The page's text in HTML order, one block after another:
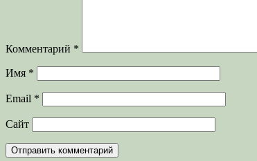
Комментарий *
Имя *
Email *
Сайт